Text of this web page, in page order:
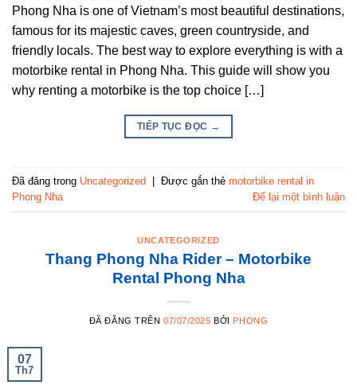
Phong Nha is one of Vietnam’s most beautiful destinations,
famous for its majestic caves, green countryside, and
friendly locals. The best way to explore everything is with a
motorbike rental in Phong Nha. This guide will show you
why renting a motorbike is the top choice […]
TIẾP TỤC ĐỌC →
Đã đăng trong Uncategorized | Được gắn thẻ motorbike rental in
Phong Nha
Để lại một bình luận
UNCATEGORIZED
Thang Phong Nha Rider – Motorbike
Rental Phong Nha
ĐÃ ĐĂNG TRÊN07/07/2025 BỞI PHONG
07
Th7